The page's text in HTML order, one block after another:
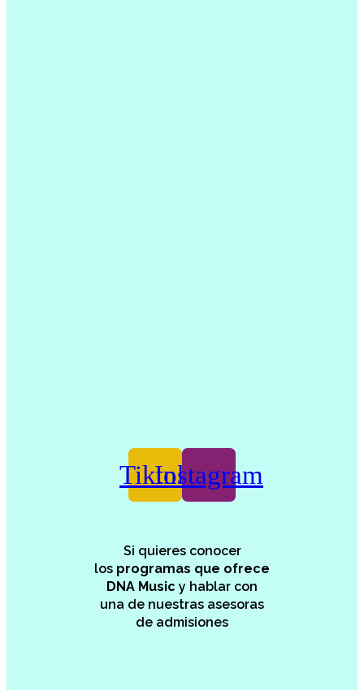
TiktokInstagram
Si quieres conocer
los programas que ofrece
DNA Music y hablar con
una de nuestras asesoras
de admisiones